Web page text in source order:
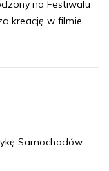
na Festiwalu
kreację w filmie
Samochodów